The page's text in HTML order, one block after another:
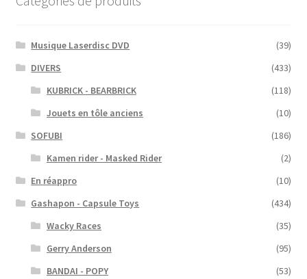
Musique Laserdisc DVD
(39)
DIVERS
(433)
KUBRICK - BEARBRICK
(118)
Jouets en tôle anciens
(10)
SOFUBI
(186)
Kamen rider - Masked Rider
(2)
En réappro
(10)
Gashapon - Capsule Toys
(434)
Wacky Races
(35)
Gerry Anderson
(95)
BANDAI - POPY
(53)